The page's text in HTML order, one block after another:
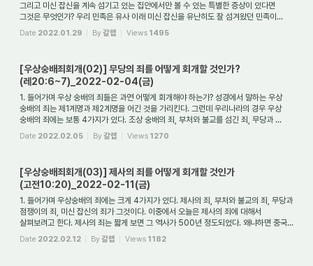
그리고 미신 잡신을 계속 섬기고 있는 집안에서만 볼 수 있는 특별한 증상이 있다면
그것은 무엇인가? 우리 민족은 유사 이래 미신 잡신을 유난히도 잘 섬겨왔던 민족이...
Date 2022.01.29 By갈렙 Views 1495
[우상숭배죄회개(02)] 무당의 죄를 어떻게 회개할 것인가?
(레20:6~7)_2022-02-04(금)
1. 들어가며 우상 숭배의 죄들은 과연 어떻게 회개해야 하는가? 성경에서 말하는 우상
숭배의 죄는 제1계명과 제2계명을 어긴 것을 가리킨다. 그런데 우리나라의 경우 우상
숭배의 죄에는 보통 4가지가 있다. 조상 숭배의 죄, 부처와 불교를 섬긴 죄, 무당과 ...
Date 2022.02.05 By갈렙 Views 1270
[우상숭배죄회개(03)] 제사의 죄를 어떻게 회개할 것인가
(고전10:20)_2022-02-11(금)
1. 들어가며 우상숭배의 죄에는 크게 4가지가 있다. 제사의 죄, 부처와 불교의 죄, 무당과
점쟁이의 죄, 미신 잡신의 죄가 그것이다. 이중에서 오늘은 제사의 죄에 대해서
살펴보려고 한다. 제사의 죄는 짧게 보면 그 역사가 500년 정도되었다. 왜냐하면 중국...
Date 2022.02.12 By갈렙 Views 1182